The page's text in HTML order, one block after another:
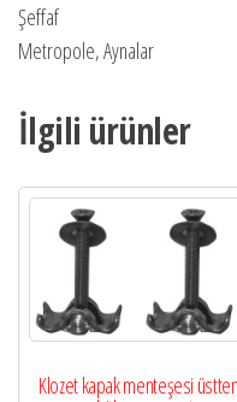
Şeffaf
Metropole, Aynalar
İlgili ürünler
Klozet kapak menteşesi üstten